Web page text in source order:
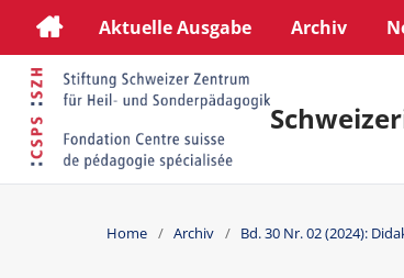
Aktuelle Ausgabe Archiv
Home / Archiv / Bd. 30 Nr. 02 (2024):